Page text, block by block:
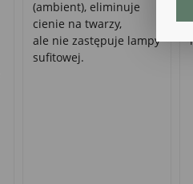
(ambient), eliminuje
cienie na twarzy,
ale nie zastępuje lampy
sufitowej.